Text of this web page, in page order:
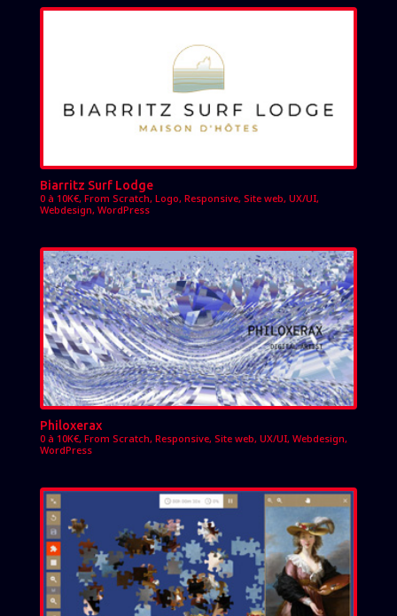
Biarritz Surf Lodge
0 à 10K€, From Scratch, Logo, Responsive, Site web, UX/UI,
Webdesign, WordPress
Philoxerax
0 à 10K€, From Scratch, Responsive, Site web, UX/UI, Webdesign,
WordPress